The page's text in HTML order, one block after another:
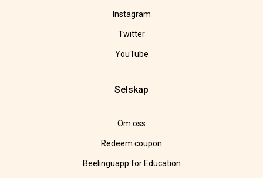
Instagram
Twitter
YouTube
Selskap
Om oss
Redeem coupon
Beelinguapp for Education